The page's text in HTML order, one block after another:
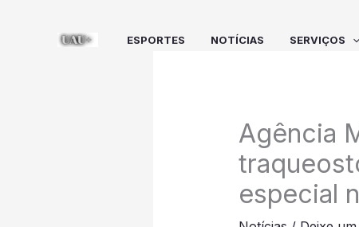
ESPORTES NOTÍCIAS SERVIÇOS
Agência
especial